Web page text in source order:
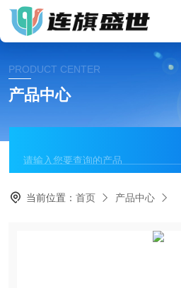
PRODUCT CENTER
产品中心
当前位置：首页 产品中心